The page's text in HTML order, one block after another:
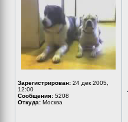
Зарегистрирован: 24 дек 2005,
12:00
Сообщения: 5208
Откуда: Москва